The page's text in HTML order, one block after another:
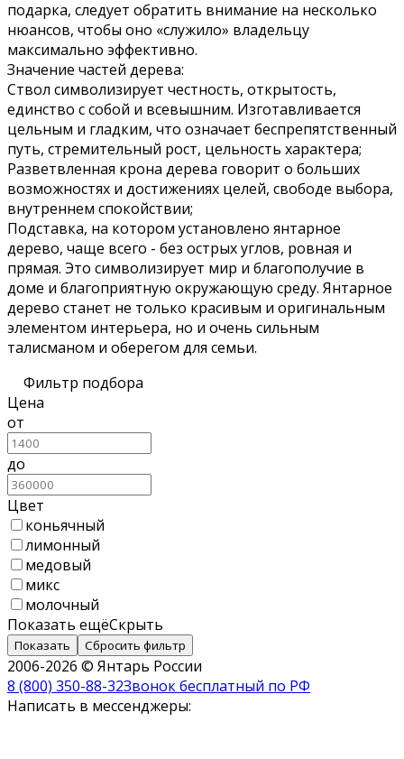
подарка, следует обратить внимание на несколько
нюансов, чтобы оно «служило» владельцу
максимально эффективно.
Значение частей дерева:
Ствол символизирует честность, открытость,
единство с собой и всевышним. Изготавливается
цельным и гладким, что означает беспрепятственный
путь, стремительный рост, цельность характера;
Разветвленная крона дерева говорит о больших
возможностях и достижениях целей, свободе выбора,
внутреннем спокойствии;
Подставка, на котором установлено янтарное
дерево, чаще всего - без острых углов, ровная и
прямая. Это символизирует мир и благополучие в
доме и благоприятную окружающую среду. Янтарное
дерево станет не только красивым и оригинальным
элементом интерьера, но и очень сильным
талисманом и оберегом для семьи.
Фильтр подбора
Цена
от
до
Цвет
коньячный
лимонный
медовый
микс
молочный
Показать ещёСкрыть
Показать Сбросить фильтр
2006-2026 © Янтарь России
8 (800) 350-88-32Звонок бесплатный по РФ
Написать в мессенджеры: